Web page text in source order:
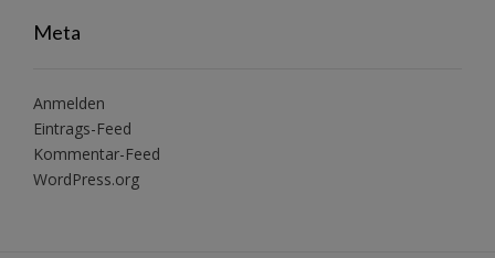
Meta
Anmelden
Eintrags-Feed
Kommentar-Feed
WordPress.org